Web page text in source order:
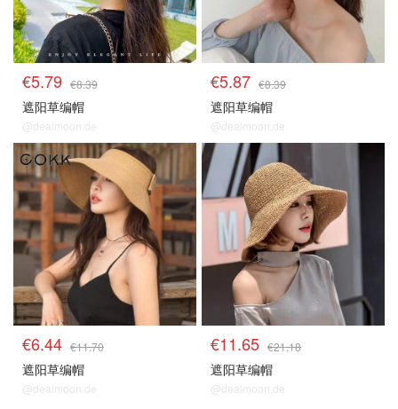
€5.79 €8.39
遮阳草编帽
@dealmoon.de
€5.87 €8.39
遮阳草编帽
@dealmoon.de
€6.44 €11.70
遮阳草编帽
@dealmoon.de
€11.65 €21.18
遮阳草编帽
@dealmoon.de